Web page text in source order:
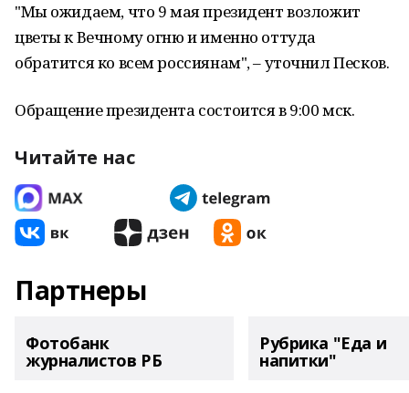
"Мы ожидаем, что 9 мая президент возложит
цветы к Вечному огню и именно оттуда
обратится ко всем россиянам", – уточнил Песков.
Обращение президента состоится в 9:00 мск.
Читайте нас
Партнеры
Фотобанк
журналистов РБ
Рубрика "Еда и
напитки"